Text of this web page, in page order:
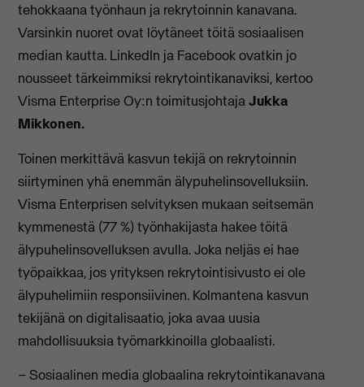
tehokkaana työnhaun ja rekrytoinnin kanavana.
Varsinkin nuoret ovat löytäneet töitä sosiaalisen
median kautta. LinkedIn ja Facebook ovatkin jo
nousseet tärkeimmiksi rekrytointikanaviksi, kertoo
Visma Enterprise Oy:n toimitusjohtajaJukka
Mikkonen.
Toinen merkittävä kasvun tekijä on rekrytoinnin
siirtyminen yhä enemmän älypuhelinsovelluksiin.
Visma Enterprisen selvityksen mukaan seitsemän
kymmenestä (77 %) työnhakijasta hakee töitä
älypuhelinsovelluksen avulla. Joka neljäs ei hae
työpaikkaa, jos yrityksen rekrytointisivusto ei ole
älypuhelimiin responsiivinen. Kolmantena kasvun
tekijänä on digitalisaatio, joka avaa uusia
mahdollisuuksia työmarkkinoilla globaalisti.
– Sosiaalinen media globaalina rekrytointikanavana